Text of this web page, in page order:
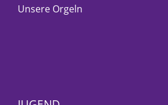
Unsere Orgeln